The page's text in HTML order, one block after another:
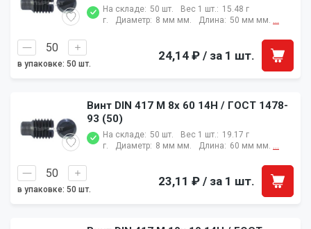
На складе: 50 шт. Вес 1 шт.: 15.48 г
г.
Диаметр: 8 мм мм. Длина: 50 мм мм. ...
в упаковке: 50 шт.
24,14 ₽ / за 1 шт.
Винт DIN 417 M 8x 60 14H / ГОСТ 1478-
93 (50)
На складе: 50 шт. Вес 1 шт.: 19.17 г
г.
Диаметр: 8 мм мм. Длина: 60 мм мм. ...
в упаковке: 50 шт.
23,11 ₽ / за 1 шт.